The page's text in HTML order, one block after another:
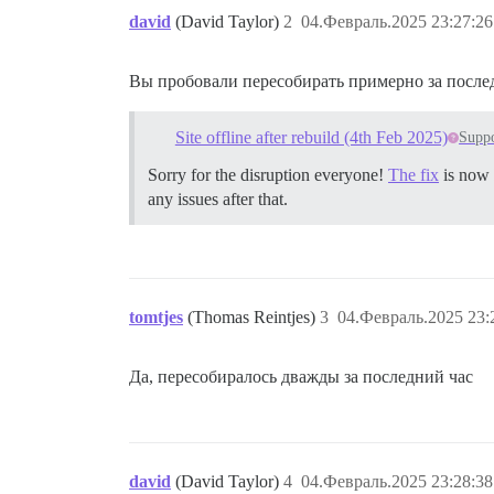
##          - sudo -E -u discourse git
- sudo -E -u discourse git
WARNING:
You have what appear to be non-official
If you are having trouble, you should
Discourse version at localhost: NOT FOUND
RAM (MB): 4005
david (David Taylor) 04.Февраль.2025 23:27:26
2
Вы пробовали пересобирать примерно за
Site offline after rebuild (4th Feb 2025)
Sorry for the disruption everyone! The fix is now
any issues after that.
tomtjes (Thomas Reintjes) 04.Февраль.2025
3
Да, пересобиралось дважды за последний час
david (David Taylor) 04.Февраль.2025 23:28:38
4